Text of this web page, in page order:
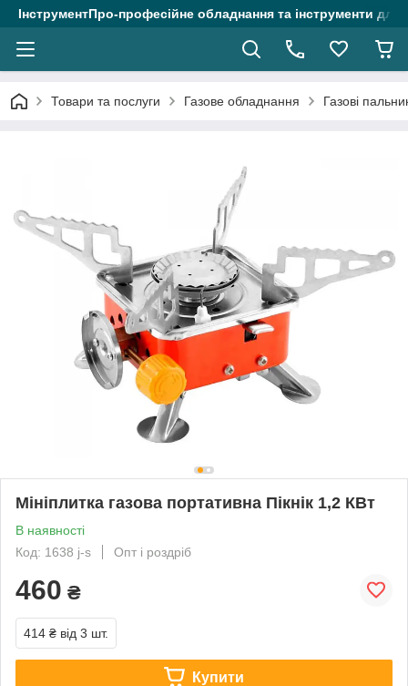
ІнструментПро-професійне обладнання та інструменти для
Товари та послуги Газове обладнання Газові
Мініплитка газова портативна Пікнік 1,2 КВт
В наявності
Код: 1638 j-s
Опт і роздріб
460 ₴
414 ₴ від 3 шт.
Купити